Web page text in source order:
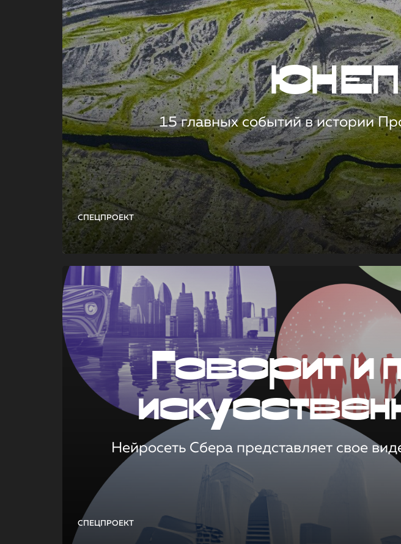
СПЕЦПРОЕКТ
ЮНЕП
15 главных событий в истории
СПЕЦПРОЕКТ
Говорит и
Нейросеть Сбера представляет свое